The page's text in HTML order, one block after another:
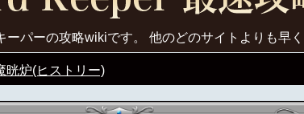
ーパーの攻略wikiです。 他のどのサイトよりも早
晄炉(ヒストリー)